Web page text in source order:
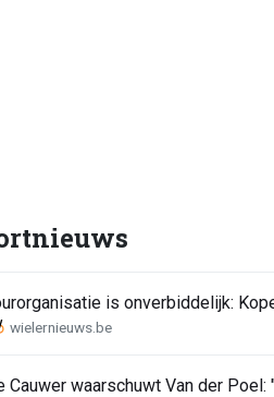
is onverbiddelijk:
Cauwer waarschuwt Van der